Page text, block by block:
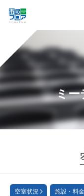
ミー
空室状況 施設・料金